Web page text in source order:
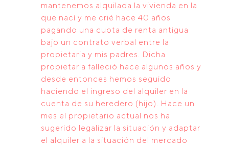
mantenemos alquilada la vivienda en la
que nací y me crié hace 40 años
pagando una cuota de renta antigua
bajo un contrato verbal entre la
propietaria y mis padres. Dicha
propietaria falleció hace algunos años y
desde entonces hemos seguido
haciendo el ingreso del alquiler en la
cuenta de su heredero (hijo). Hace un
mes el propietario actual nos ha
sugerido legalizar la situación y adaptar
el alquiler a la situación del mercado